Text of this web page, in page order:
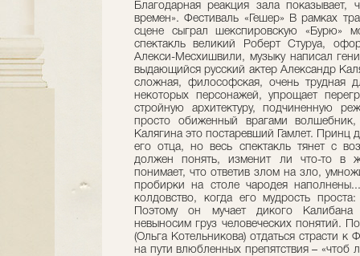
Благодарная реакция зала показывает,
времен». Фестиваль «Гешер» В рамках
сцене сыграл шекспировскую «Бурю»
спектакль великий Роберт Стуруа,
Алекси-Месхишвили, музыку написал
выдающийся русский актер Александр
сложная, философская, очень трудная
некоторых персонажей, упрощает
стройную архитектуру, подчиненную
просто обиженный врагами
Калягина это постаревший Гамлет. Принц
его отца, но весь спектакль тянет с
должен понять, изменит ли что-то в
понимает, что ответив злом на зло,
пробирки на столе чародея
колдовство, когда его мудрость
Поэтому он мучает дикого
невыносим груз человеческих понятий.
(Ольга Котельникова) отдаться страсти
на пути влюбленных препятствия – «чтоб